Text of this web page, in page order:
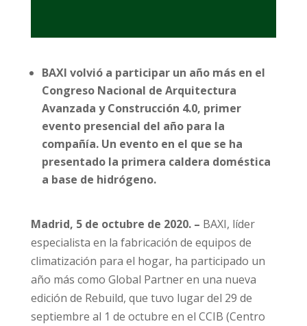
BAXI volvió a participar un año más en el
Congreso Nacional de Arquitectura
Avanzada y Construcción 4.0, primer
evento presencial del año para la
compañía. Un evento en el que se ha
presentado la primera caldera doméstica
a base de hidrógeno.
Madrid, 5 de octubre de 2020. – BAXI, líder
especialista en la fabricación de equipos de
climatización para el hogar, ha participado un
año más como Global Partner en una nueva
edición de Rebuild, que tuvo lugar del 29 de
septiembre al 1 de octubre en el CCIB (Centro